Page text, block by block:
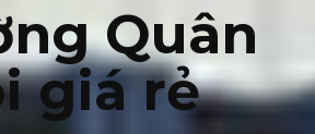
Quân
giá rẻ